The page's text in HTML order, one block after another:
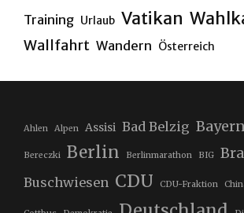
Training Urlaub Vatikan
Wallfahrt Wandern Österreich
Ahlen Alpen Assisi Bad Belzig
Bereczki Berlin Berlinmarathon BIG
Buschwiesen CDU CDU-Fraktion